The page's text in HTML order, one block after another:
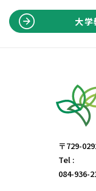
大
〒729-
Tel :
084-936-